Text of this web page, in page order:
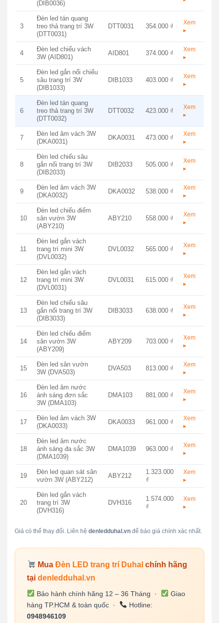
(DIB0036)
3
Đèn led tán quang
treo thả trang trí 3W
(DTT0031)
DTT0031 354.000 ₫
Xem
▸
4
Đèn led chiếu vách
3W (AID801)
AID801 374.000 ₫
Xem
▸
5
Đèn led gắn nổi chiếu
sâu trang trí 3W
(DIB1033)
DIB1033 403.000 ₫
Xem
▸
6
Đèn led tán quang
treo thả trang trí 3W
(DTT0032)
DTT0032 423.000 ₫
Xem
▸
7
Đèn led âm vách 3W
(DKA0031)
DKA0031 473.000 ₫
Xem
▸
8
Đèn led chiếu sâu
gắn nổi trang trí 3W
(DIB2033)
DIB2033 505.000 ₫
Xem
▸
9
Đèn led âm vách 3W
(DKA0032)
DKA0032 538.000 ₫
Xem
▸
10
Đèn led chiếu điểm
sân vườn 3W
(ABY210)
ABY210 558.000 ₫
Xem
▸
11
Đèn led gắn vách
trang trí mini 3W
(DVL0032)
DVL0032 565.000 ₫
Xem
▸
12
Đèn led gắn vách
trang trí mini 3W
(DVL0031)
DVL0031 615.000 ₫
Xem
▸
13
Đèn led chiếu sâu
gắn nổi trang trí 3W
(DIB3033)
DIB3033 638.000 ₫
Xem
▸
14
Đèn led chiếu điểm
sân vườn 3W
(ABY209)
ABY209 703.000 ₫
Xem
▸
15
Đèn led sân vườn
3W (DVA503)
DVA503 813.000 ₫
Xem
▸
16
Đèn led âm nước
ánh sáng đơn sắc
3W (DMA103)
DMA103 881.000 ₫
Xem
▸
17
Đèn led âm vách 3W
(DKA0033)
DKA0033 961.000 ₫
Xem
▸
18
Đèn led âm nước
ánh sáng đa sắc 3W
(DMA1039)
DMA1039 963.000 ₫
Xem
▸
19
Đèn led quan sát sân
vườn 3W (ABY212)
ABY212
1.323.000
₫
Xem
▸
20
Đèn led gắn vách
trang trí 3W
(DVH316)
DVH316
1.574.000
₫
Xem
▸
Giá có thể thay đổi. Liên hệ denledduhal.vnđể báo giá chính xác nhất.
MuaĐèn LED trang trí Duhal chính hãng
tại denledduhal.vn
Bảo hành chính hãng 12 – 36 Tháng ·
Giao
hàng TP.HCM & toàn quốc ·
Hotline:
0948946109